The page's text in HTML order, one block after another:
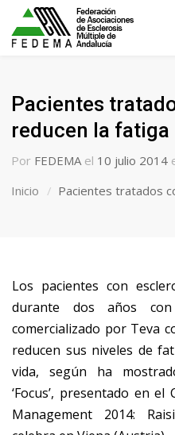
Pacientes
reducen la fatiga
Por FEDEMA el 10 julio 2014
Inicio
Pacientes tratados
Los pacientes con
durante dos años
comercializado por Teva
reducen sus niveles de
vida, según ha
‘Focus’, presentado en
Management 2014: